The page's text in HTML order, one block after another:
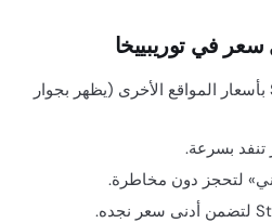
في توريبييخا
قارِن دائمًا سعر StayTick بأسعار المواقع الأخرى (يظهر بجوار
تنفد بسرعة.
لتحجز دون مخاطرة.